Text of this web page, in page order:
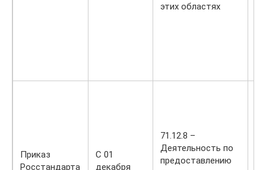
этих областях
Приказ
Росстандарта
С 01
декабря
71.12.8 –
Деятельность по
предоставлению